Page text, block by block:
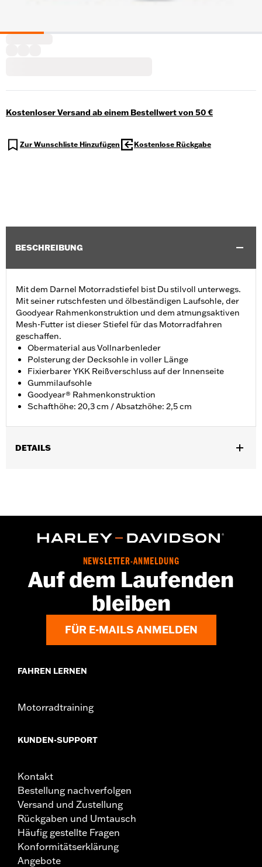
Kostenloser Versand ab einem Bestellwert von 50 €
Zur Wunschliste Hinzufügen Kostenlose Rückgabe
BESCHREIBUNG
Mit dem Darnel Motorradstiefel bist Du stilvoll unterwegs.
Mit seiner rutschfesten und ölbeständigen Laufsohle, der
Goodyear Rahmenkonstruktion und dem atmungsaktiven
Mesh-Futter ist dieser Stiefel für das Motorradfahren
geschaffen.
Obermaterial aus Vollnarbenleder
Polsterung der Decksohle in voller Länge
Fixierbarer YKK Reißverschluss auf der Innenseite
Gummilaufsohle
Goodyear® Rahmenkonstruktion
Schafthöhe: 20,3 cm / Absatzhöhe: 2,5 cm
DETAILS
Details dazu aufwww.h-d.com/warranty
Herkunft: Importiert
NEWSLETTER-ANMELDUNG
Auf dem Laufenden
bleiben
FÜR E-MAILS ANMELDEN
FAHREN LERNEN
Motorradtraining
KUNDEN-SUPPORT
Kontakt
Bestellung nachverfolgen
Versand und Zustellung
Rückgaben und Umtausch
Häufig gestellte Fragen
Konformitätserklärung
Angebote